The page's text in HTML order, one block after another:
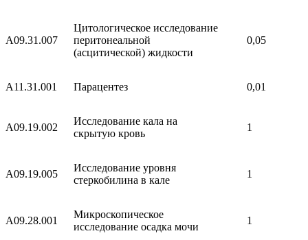
A09.31.007
Цитологическое исследование
перитонеальной
(асцитической) жидкости
0,05
A11.31.001 Парацентез 0,01
A09.19.002
Исследование кала на
скрытую кровь
1
A09.19.005
Исследование уровня
стеркобилина в кале
1
A09.28.001
Микроскопическое
исследование осадка мочи
1